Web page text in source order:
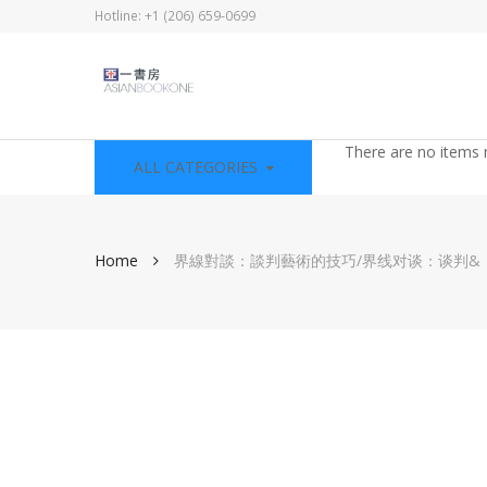
Hotline: +1 (206) 659-0699
ALL CATEGORIES
There are no items
Home 界線對談：談判藝術的技巧/界线对谈：谈判&